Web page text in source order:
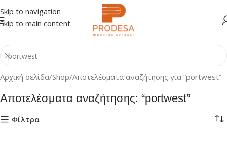
Skip to navigation
Skip to main content
Αρχική σελίδα Shop Αποτελέσματα αναζήτησης για “portwest”
Αποτελέσματα αναζήτησης: “portwest”
Φίλτρα